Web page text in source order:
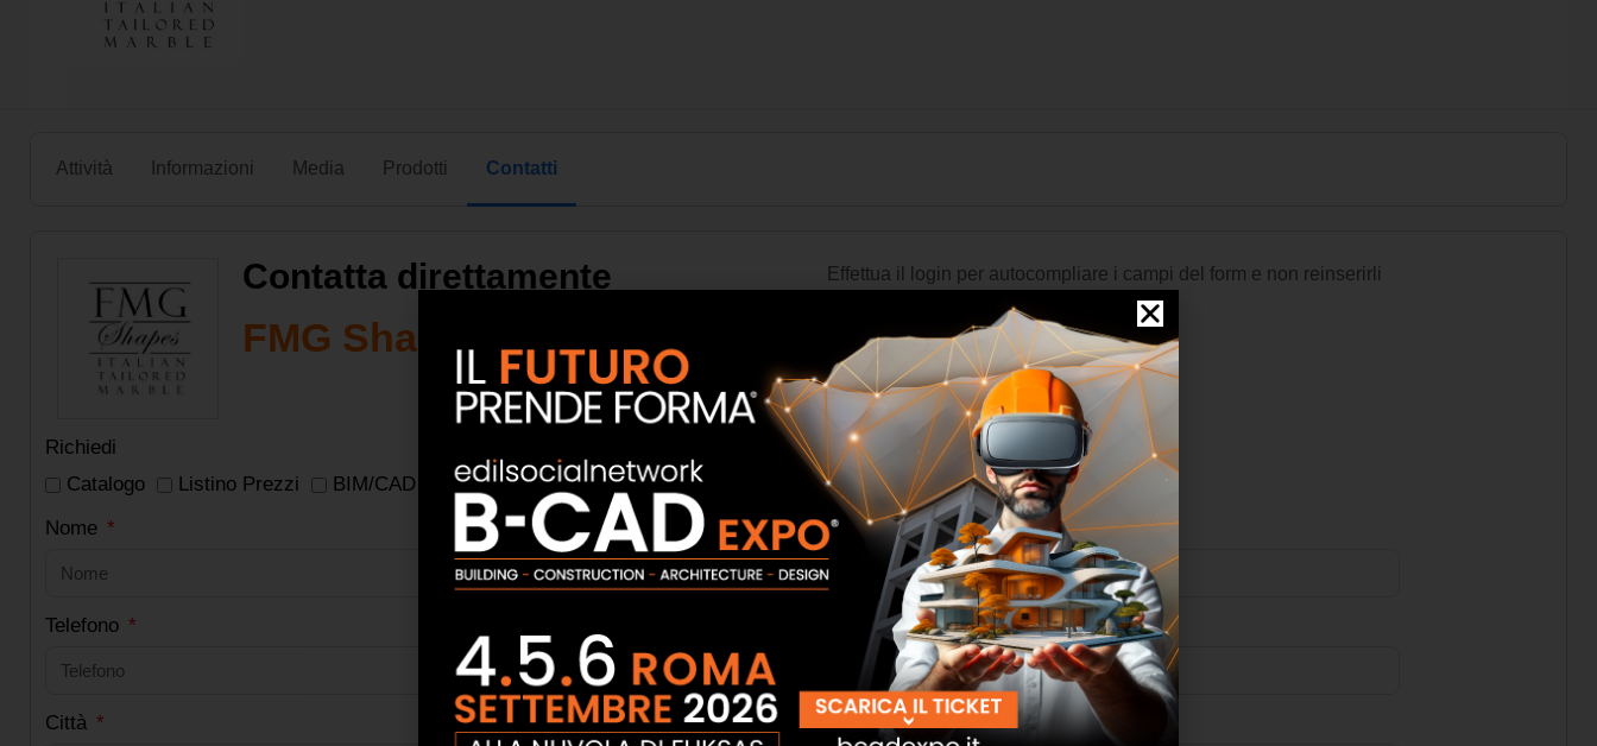
Attività Informazioni Media Prodotti Contatti
Contatta direttamente
FMG Shapes
Effettua il login per autocompliare i campi del form e non reinserirli
la prossima volta che effettui una richiesta
Richiedi
Catalogo
Listino Prezzi BIM/CAD Lista rivenditori
Contatto agente
Nome
Cognome Email
Telefono Indirizzo
Città Provincia